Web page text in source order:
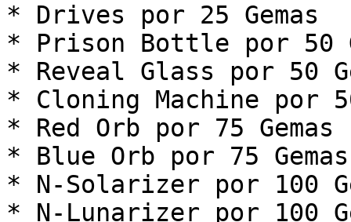
* Drives por 25 Gemas
* Prison Bottle por 50
* Reveal Glass por 50
* Cloning Machine por
* Red Orb por 75 Gemas
* Blue Orb por 75 Gemas
* N-Solarizer por 100
* N-Lunarizer por 100